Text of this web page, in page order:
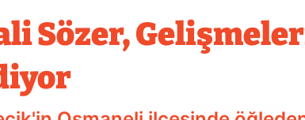
Sözer,